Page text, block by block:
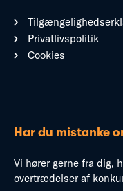
Privatlivspolitik
Cookies
Har du mistanke
Vi hører gerne fra dig,
overtrædelser af